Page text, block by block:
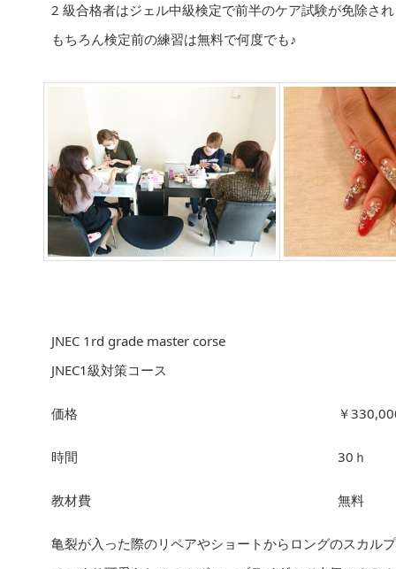
2 級合格者はジェル中級検定で前半のケア試験が免除さ
もちろん検定前の練習は無料で何度でも♪
JNEC 1rd grade master corse
JNEC1級対策コース
価格 ￥
時間 30ｈ
教材費 無料
亀裂が入った際のリペアやショートからロングのスカル